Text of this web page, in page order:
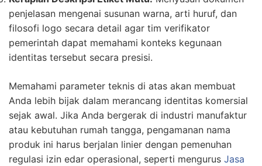
penjelasan mengenai susunan warna, arti huruf, dan
filosofi logo secara detail agar tim verifikator
pemerintah dapat memahami konteks kegunaan
identitas tersebut secara presisi.
Memahami parameter teknis di atas akan membuat
Anda lebih bijak dalam merancang identitas komersial
sejak awal. Jika Anda bergerak di industri manufaktur
atau kebutuhan rumah tangga, pengamanan nama
produk ini harus berjalan linier dengan pemenuhan
regulasi izin edar operasional, seperti mengurus Jasa